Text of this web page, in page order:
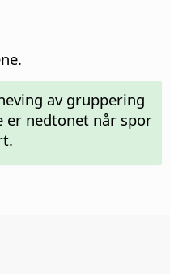
av gruppering
er nedtonet når spor